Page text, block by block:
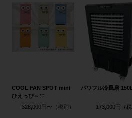
COOL FAN SPOT mini
ひえっぴ～™
328,000円〜
パワフル冷風扇 150L
173,000円